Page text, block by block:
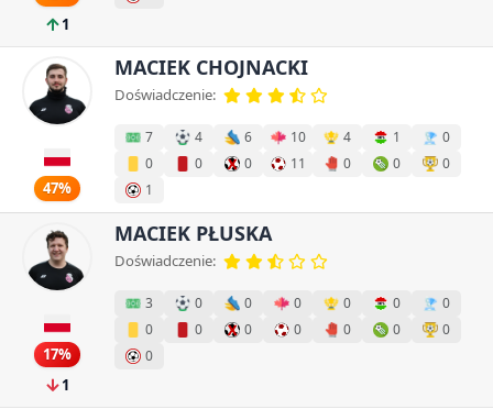
1
47%
MACIEK CHOJNACKI
Doświadczenie:
7 4 6 10 4 1
0
0
0 0 11 0 0
0
1
17%
1
MACIEK PŁUSKA
Doświadczenie:
3 0 0 0 0 0
0
0
0 0 0 0 0
0
0